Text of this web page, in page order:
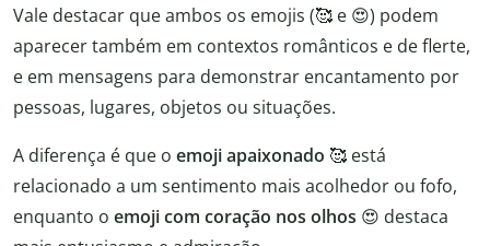
Vale destacar que ambos os emojis (🥰 e 😍) podem
aparecer também em contextos românticos e de flerte,
e em mensagens para demonstrar encantamento por
pessoas, lugares, objetos ou situações.
A diferença é que o emoji apaixonado 🥰 está
relacionado a um sentimento mais acolhedor ou fofo,
enquanto o emoji com coração nos olhos 😍 destaca